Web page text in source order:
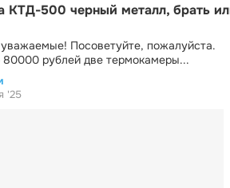
КТД-500 черный металл, брать
Посоветуйте, пожалуйста.
80000 рублей две термокамеры...
'25